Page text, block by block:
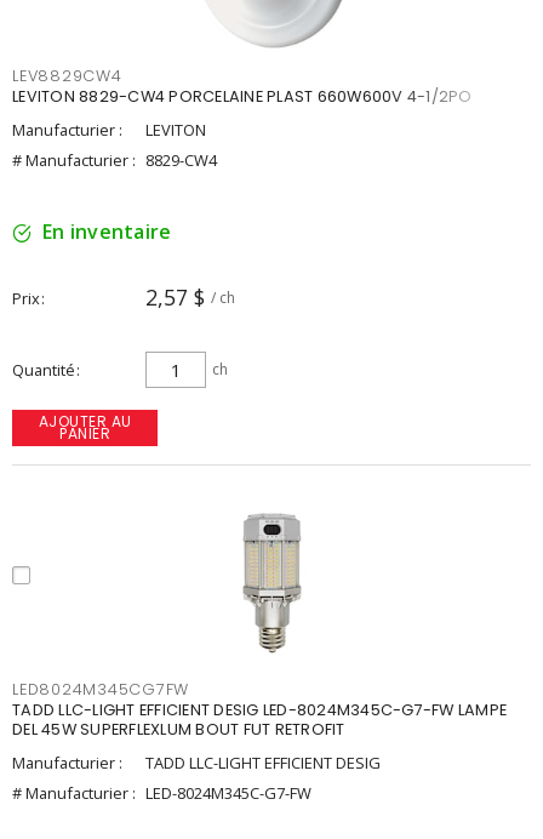
LEV8829CW4
LEVITON 8829-CW4 PORCELAINE PLAST 660W600V 4-1/2PO
Manufacturier :
LEVITON
# Manufacturier : 8829-CW4
En inventaire
Prix 2,57 $ / ch
Quantité ch
AJOUTER AU
PANIER
LED8024M345CG7FW
TADD LLC-LIGHT EFFICIENT DESIG LED-8024M345C-G7-FW LAMPE
DEL 45W SUPERFLEXLUM BOUT FUT RETROFIT
Manufacturier :
TADD LLC-LIGHT EFFICIENT DESIG
# Manufacturier : LED-8024M345C-G7-FW